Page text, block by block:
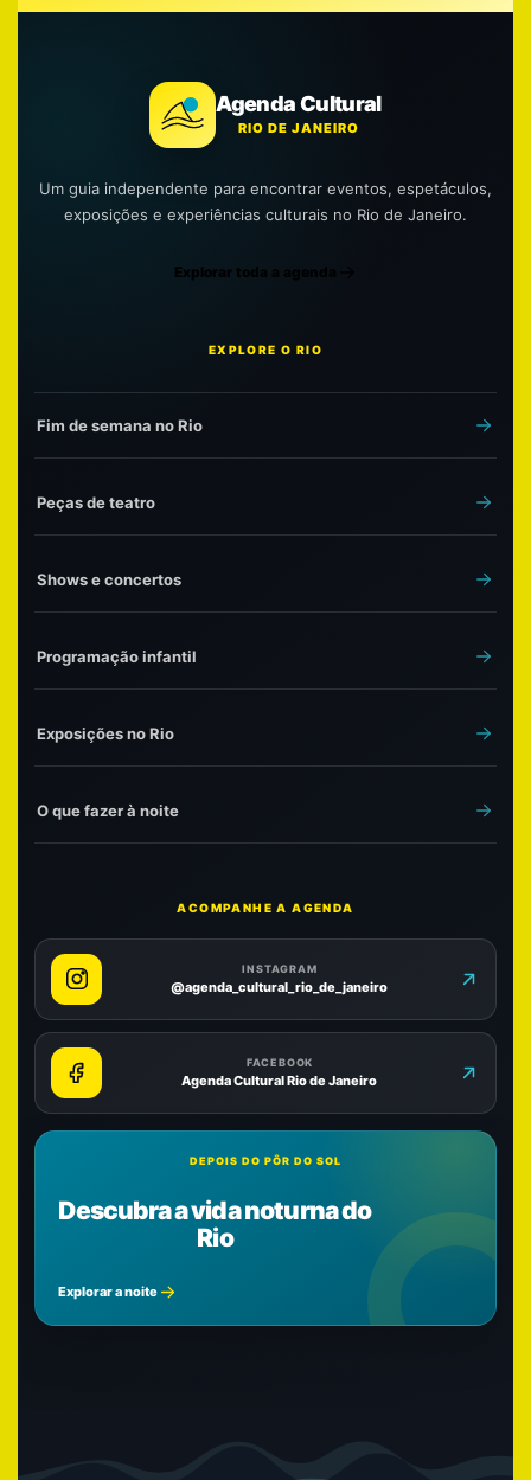
Agenda Cultural
RIO DE JANEIRO
Um guia independente para encontrar eventos, espetáculos,
exposições e experiências culturais no Rio de Janeiro.
Explorar toda a agenda
EXPLORE O RIO
Fim de semana no Rio
Peças de teatro
Shows e concertos
Programação infantil
Exposições no Rio
O que fazer à noite
ACOMPANHE A AGENDA
INSTAGRAM
@agenda_cultural_rio_de_janeiro
FACEBOOK
Agenda Cultural Rio de Janeiro
DEPOIS DO PÔR DO SOL
Descubra a vida noturna do
Rio
Explorar a noite